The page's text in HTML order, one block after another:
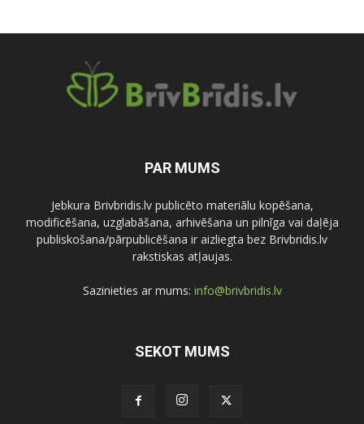
PAR MUMS
Jebkura Brivbridis.lv publicēto materiālu kopēšana,
modificēšana, uzglabāšana, arhivēšana un pilnīga vai daļēja
publiskošana/pārpublicēšana ir aizliegta bez Brivbridis.lv
rakstiskas atļaujas.
Sazinieties ar mums: info@brivbridis.lv
SEKOT MUMS